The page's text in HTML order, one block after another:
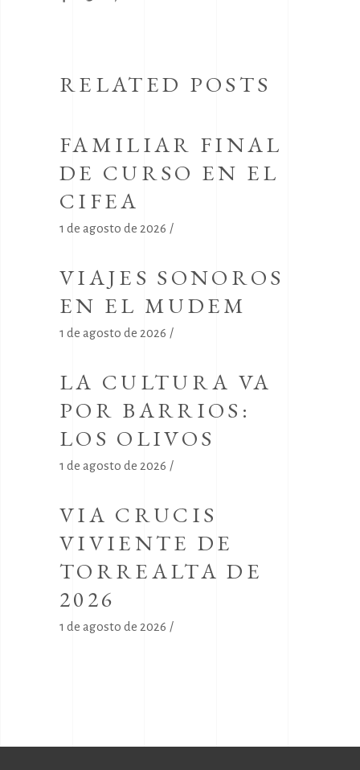
RELATED POSTS
FAMILIAR FINAL
DE CURSO EN EL
CIFEA
1 de agosto de 2026
VIAJES SONOROS
EN EL MUDEM
1 de agosto de 2026
LA CULTURA VA
POR BARRIOS:
LOS OLIVOS
1 de agosto de 2026
VIA CRUCIS
VIVIENTE DE
TORREALTA DE
2026
1 de agosto de 2026